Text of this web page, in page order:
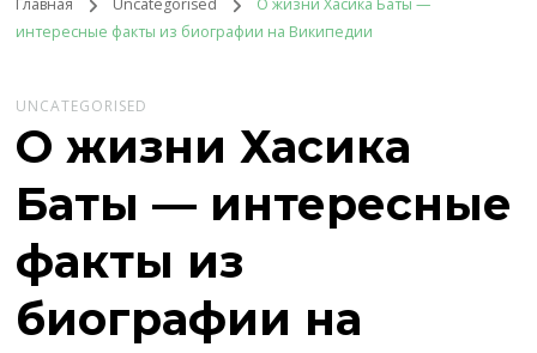
Главная Uncategorised
О жизни Хасика Баты —
интересные факты из биографии на Википедии
UNCATEGORISED
О жизни Хасика
Баты — интересные
факты из
биографии на